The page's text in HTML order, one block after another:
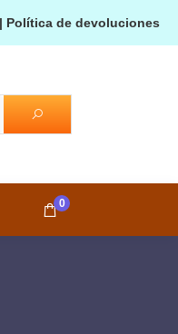
| Política de devoluciones
0